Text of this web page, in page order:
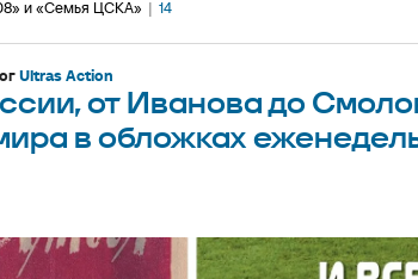
и «Семья ЦСКА» | 14
Ultras Action
от Иванова до
в обложках